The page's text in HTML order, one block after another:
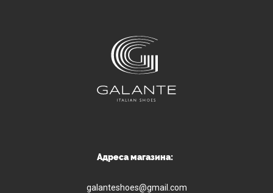
Адреса магазина:
galanteshoes@gmail.com